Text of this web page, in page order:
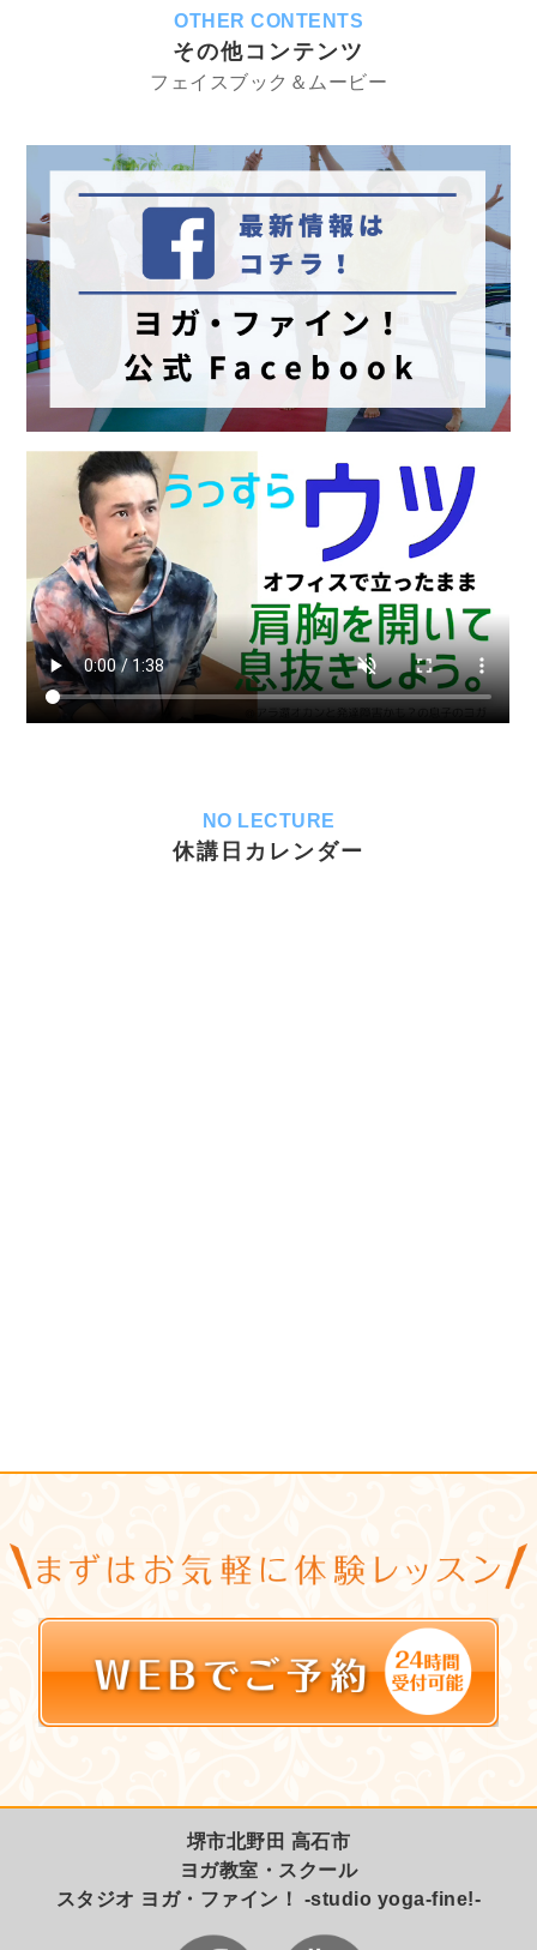
OTHER CONTENTS
その他コンテンツ
フェイスブック＆ムービー
NO LECTURE
休講日カレンダー
堺市北野田 高石市
ヨガ教室・スクール
スタジオ ヨガ・ファイン！ -studio yoga-fine!-